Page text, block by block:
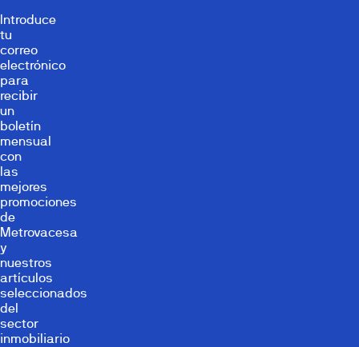
Introduce
tu
correo
electrónico
para
recibir
un
boletín
mensual
con
las
mejores
promociones
de
Metrovacesa
y
nuestros
artículos
seleccionados
del
sector
inmobiliario